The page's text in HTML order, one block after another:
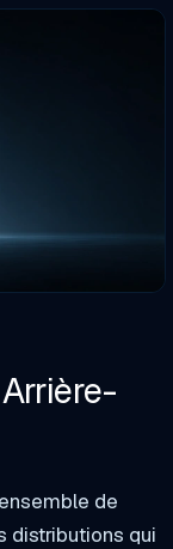
Arrière-
de
distributions qui